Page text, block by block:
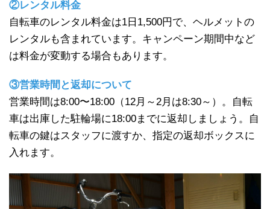
②レンタル料金
自転車のレンタル料金は1日1,500円で、ヘルメットの
レンタルも含まれています。キャンペーン期間中など
は料金が変動する場合もあります。
③営業時間と返却について
営業時間は8:00〜18:00（12月～2月は8:30～）。自転
車は出庫した駐輪場に18:00までに返却しましょう。自
転車の鍵はスタッフに渡すか、指定の返却ボックスに
入れます。